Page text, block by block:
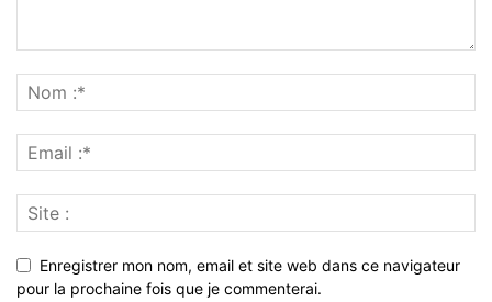
Enregistrer mon nom, email et site web dans ce navigateur
pour la prochaine fois que je commenterai.